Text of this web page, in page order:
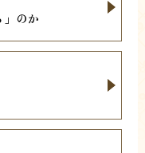
のか